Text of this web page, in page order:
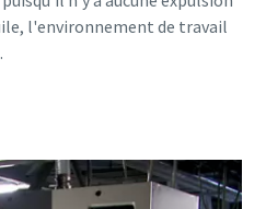
l'environnement de travail